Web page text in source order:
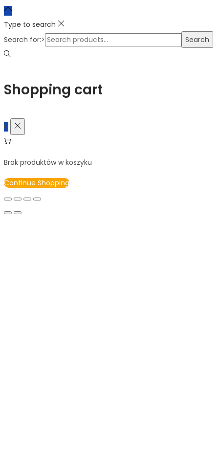
Type to search
Search for:>
Search
Shopping cart
0
Brak produktów w koszyku
Continue Shopping